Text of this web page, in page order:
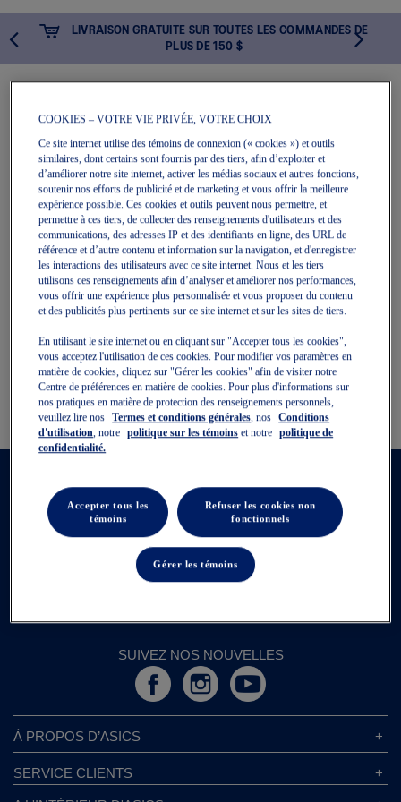
LIVRAISON GRATUITE SUR TOUTES LES COMMANDES DE
PLUS DE 150 $
SPORTSTYLE
Impossible de trouver des produits correspondant à votre
sélection.
SUIVEZ LES NOUVELLES D’ASICS
Recevez en primeur des nouvelles sur les produits, les événements
exclusifs et les offres en ligne.
SUIVEZ NOS NOUVELLES
À PROPOS D’ASICS
Responsabilités d’entreprise
SERVICE CLIENTS
Magasins ASICS
COOKIES – VOTRE VIE PRIVÉE, VOTRE CHOIX
Ce site internet utilise des témoins de connexion (« cookies ») et outils
similaires, dont certains sont fournis par des tiers, afin d’exploiter et
d’améliorer notre site internet, activer les médias sociaux et autres fonctions,
soutenir nos efforts de publicité et de marketing et vous offrir la meilleure
expérience possible. Ces cookies et outils peuvent nous permettre, et
permettre à ces tiers, de collecter des renseignements d'utilisateurs et des
communications, des adresses IP et des identifiants en ligne, des URL de
référence et d’autre contenu et information sur la navigation, et d'enregistrer
les interactions des utilisateurs avec ce site internet. Nous et les tiers
utilisons ces renseignements afin d’analyser et améliorer nos performances,
vous offrir une expérience plus personnalisée et vous proposer du contenu
et des publicités plus pertinents sur ce site internet et sur les sites de tiers.
En utilisant le site internet ou en cliquant sur "Accepter tous les cookies",
vous acceptez l'utilisation de ces cookies. Pour modifier vos paramètres en
matière de cookies, cliquez sur "Gérer les cookies" afin de visiter notre
Centre de préférences en matière de cookies. Pour plus d'informations sur
nos pratiques en matière de protection des renseignements personnels,
veuillez lire nos
Termes et conditions générales, nos
Conditions
d'utilisation, notre politique sur les témoins et notre
politique de
confidentialité.
Refuser les cookies non
fonctionnels
Accepter tous les
témoins
Gérer les témoins